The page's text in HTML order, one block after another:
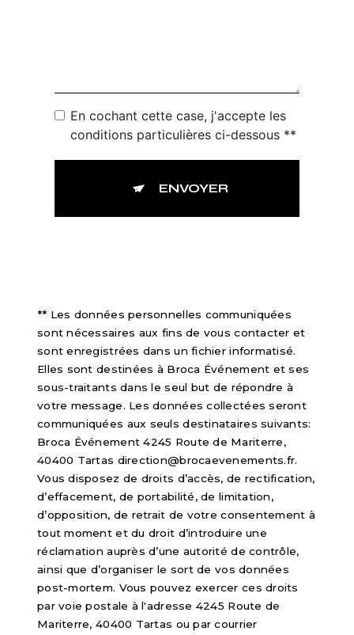
En cochant cette case, j'accepte les
conditions particulières ci-dessous **
ENVOYER
** Les données personnelles communiquées
sont nécessaires aux fins de vous contacter et
sont enregistrées dans un fichier informatisé.
Elles sont destinées à Broca Événement et ses
sous-traitants dans le seul but de répondre à
votre message. Les données collectées seront
communiquées aux seuls destinataires suivants:
Broca Événement 4245 Route de Mariterre,
40400 Tartas direction@brocaevenements.fr.
Vous disposez de droits d’accès, de rectification,
d’effacement, de portabilité, de limitation,
d’opposition, de retrait de votre consentement à
tout moment et du droit d’introduire une
réclamation auprès d’une autorité de contrôle,
ainsi que d’organiser le sort de vos données
post-mortem. Vous pouvez exercer ces droits
par voie postale à l'adresse 4245 Route de
Mariterre, 40400 Tartas ou par courrier